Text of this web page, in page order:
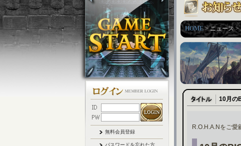
無料会員登録
パスワードを忘れた方
HOME> ニュース >
10月の
R.O.H.A.Nをご愛